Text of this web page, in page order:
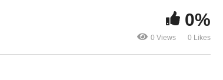
바이든 선거자금 7100만달러
0%
0 Views 0 Likes